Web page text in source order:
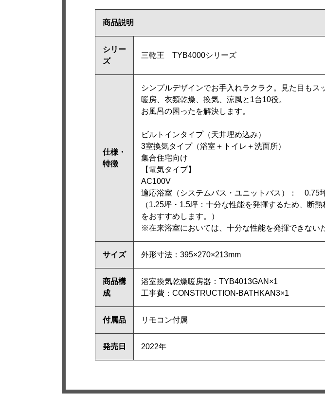
商品説明
シリー
ズ
三乾王 TYB4000シリーズ
仕様・
特徴
シンプルデザインでお手入れラクラク。見た目もス
暖房、衣類乾燥、換気、涼風と1台10役。
お風呂の困ったを解決します。
ビルトインタイプ（天井埋め込み）
3室換気タイプ（浴室＋トイレ＋洗面所）
集合住宅向け
【電気タイプ】
AC100V
適応浴室（システムバス・ユニットバス）： 0.75
（1.25坪・1.5坪：十分な性能を発揮するため、断
をおすすめします。）
※在来浴室においては、十分な性能を発揮できない
サイズ 外形寸法：395×270×213mm
商品構
成
浴室換気乾燥暖房器：TYB4013GAN×1
工事費：CONSTRUCTION-BATHKAN3×1
付属品 リモコン付属
発売日 2022年